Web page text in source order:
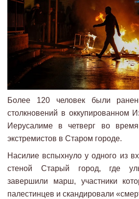
Более 120 человек были
столкновений в оккупированном
Иерусалиме в четверг во
экстремистов в Старом городе.
Насилие вспыхнуло у одного из
стеной Старый город, где
завершили марш, участники
палестинцев и скандировали